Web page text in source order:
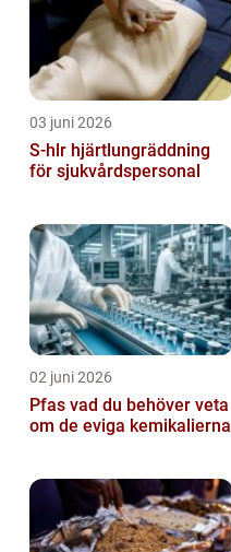
03 juni 2026
S-hlr hjärtlungräddning
för sjukvårdspersonal
02 juni 2026
Pfas vad du behöver veta
om de eviga kemikalierna